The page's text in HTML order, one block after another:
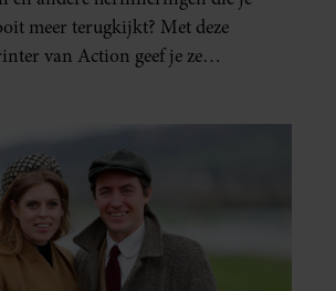
meer terugkijkt? Met deze
van Action geef je ze